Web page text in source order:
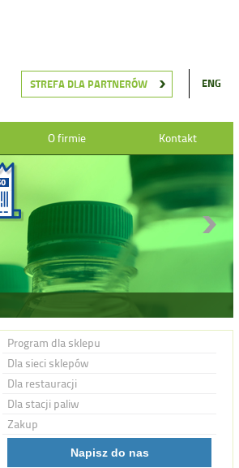
STREFA DLA PARTNERÓW ENG
O firmie Kontakt
Program dla sklepu
Dla sieci sklepów
Dla restauracji
Dla stacji paliw
Zakup
Napisz do nas